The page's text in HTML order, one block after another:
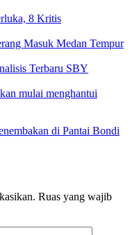
8 Kritis
Masuk Medan Tempur
Terbaru SBY
mulai menghantui
di Pantai Bondi
Ruas yang wajib